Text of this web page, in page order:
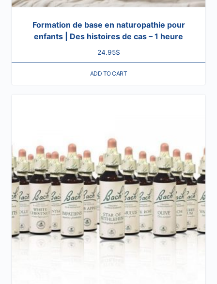
Formation de base en naturopathie pour
enfants | Des histoires de cas – 1 heure
24.95$
ADD TO CART